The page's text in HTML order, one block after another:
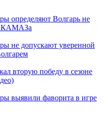
определяют Волгарь не
КАМАЗа
не допускают уверенной
вторую победу в сезоне
выявили фаворита в игре